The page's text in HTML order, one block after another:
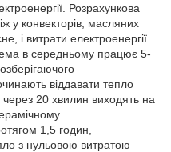
Розрахункова
у конвекторів, масляних
і витрати електроенергії
в середньому працює 5-
віддавати тепло
20 хвилин виходять на
1,5 годин,
з нульовою витратою